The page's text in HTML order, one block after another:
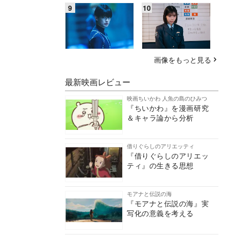
画像をもっと見る
最新映画レビュー
映画ちいかわ 人魚の島のひみつ
『ちいかわ』を漫画研究
＆キャラ論から分析
借りぐらしのアリエッティ
『借りぐらしのアリエッ
ティ』の生きる思想
モアナと伝説の海
『モアナと伝説の海』実
写化の意義を考える